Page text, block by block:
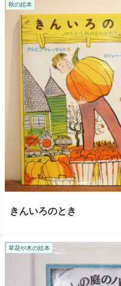
秋の絵本
きんいろのとき
草花や木の絵本